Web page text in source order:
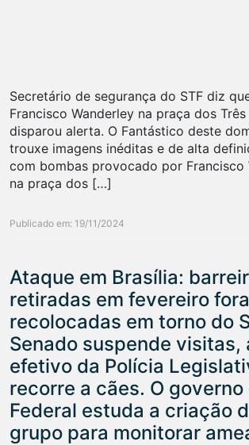
Secretário de segurança do STF diz
Francisco Wanderley na praça dos
disparou alerta. O Fantástico deste
trouxe imagens inéditas e de alta
com bombas provocado por Francisco
na praça dos […]
Publicado em: 19/11/2024
Ataque em Brasília:
retiradas em fevereiro
recolocadas em torno do
Senado suspende visitas,
efetivo da Polícia
recorre a cães. O
Federal estuda a criação
grupo para monitorar